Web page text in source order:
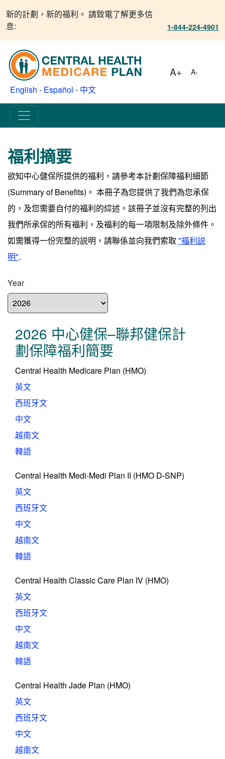
新的計劃，新的福利。 請致電了解更多信
息:
1-844-224-4901
English - Español - 中文
A+ A-
福利摘要
欲知中心健保所提供的福利，請參考本計劃保障福利細節
(Summary of Benefits)。 本冊子為您提供了我們為您承保
的，及您需要自付的福利的綜述。該冊子並沒有完整的列出
我們所承保的所有福利，及福利的每一項限制及除外條件。
如需獲得一份完整的説明，請聯係並向我們索取 "福利説
明".
Year
2026 中心健保–聯邦健保計
劃保障福利簡要
Central Health Medicare Plan (HMO)
英文
西班牙文
中文
越南文
韓語
Central Health Medi-Medi Plan II (HMO D-SNP)
英文
西班牙文
中文
越南文
韓語
Central Health Classic Care Plan IV (HMO)
英文
西班牙文
中文
越南文
韓語
Central Health Jade Plan (HMO)
英文
西班牙文
中文
越南文